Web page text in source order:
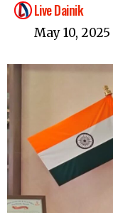
Live Dainik
May 10, 2025